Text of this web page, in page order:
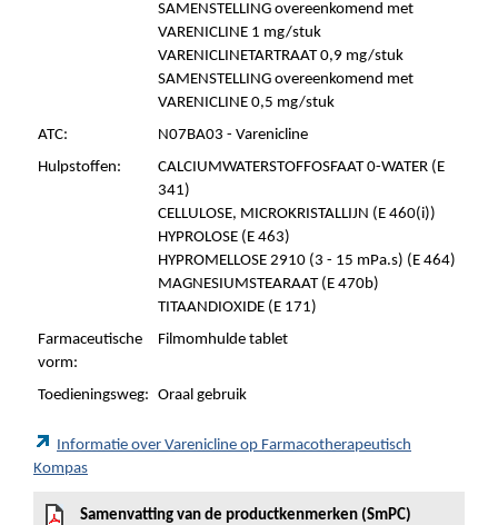
SAMENSTELLING overeenkomend met
VARENICLINE 1 mg/stuk
VARENICLINETARTRAAT 0,9 mg/stuk
SAMENSTELLING overeenkomend met
VARENICLINE 0,5 mg/stuk
ATC:
N07BA03 - Varenicline
Hulpstoffen:
CALCIUMWATERSTOFFOSFAAT 0-WATER (E
341)
CELLULOSE, MICROKRISTALLIJN (E 460(i))
HYPROLOSE (E 463)
HYPROMELLOSE 2910 (3 - 15 mPa.s) (E 464)
MAGNESIUMSTEARAAT (E 470b)
TITAANDIOXIDE (E 171)
Farmaceutische
vorm:
Filmomhulde tablet
Toedieningsweg: Oraal gebruik
Informatie over Varenicline op Farmacotherapeutisch
Kompas
Samenvatting van de productkenmerken (SmPC)